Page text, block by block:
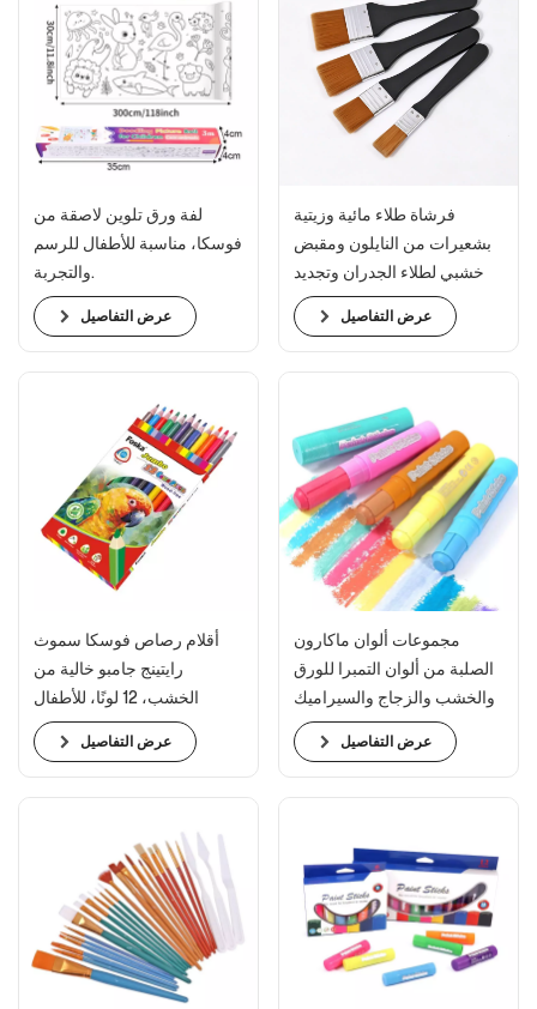
لفة ورق تلوين لاصقة من
فوسكا، مناسبة للأطفال للرسم
والتجربة.
عرض التفاصيل
فرشاة طلاء مائية وزيتية
بشعيرات من النايلون ومقبض
خشبي لطلاء الجدران وتجديد
المنازل
عرض التفاصيل
أقلام رصاص فوسكا سموث
رايتينج جامبو خالية من
الخشب، 12 لونًا، للأطفال
والمبتدئين في الرسم
عرض التفاصيل
مجموعات ألوان ماكارون
الصلبة من ألوان التمبرا للورق
والخشب والزجاج والسيراميك
والقماش
عرض التفاصيل